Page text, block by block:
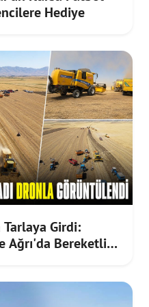
Hediye
Tarlaya Girdi:
Ağrı'da Bereketli